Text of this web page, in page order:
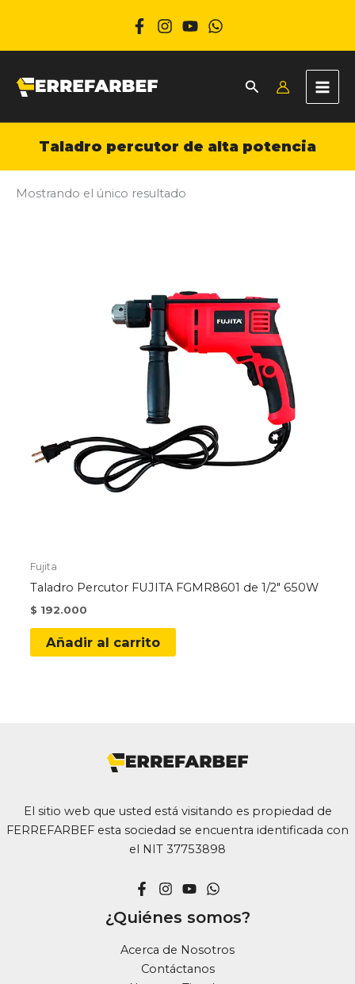
Taladro percutor de alta potencia
Mostrando el único resultado
Fujita
Taladro Percutor FUJITA FGMR8601 de 1/2″ 650W
$ 192.000
Añadir al carrito
El sitio web que usted está visitando es propiedad de
FERREFARBEF esta sociedad se encuentra identificada con
el NIT 37753898
¿Quiénes somos?
Acerca de Nosotros
Contáctanos